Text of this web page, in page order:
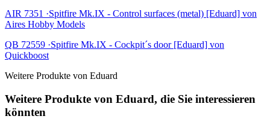
AIR 7351 ·Spitfire Mk.IX - Control surfaces (metal) [Eduard] von
Aires Hobby Models
QB 72559 ·Spitfire Mk.IX - Cockpit´s door [Eduard] von
Quickboost
Weitere Produkte von Eduard
Weitere Produkte von Eduard, die Sie interessieren
könnten